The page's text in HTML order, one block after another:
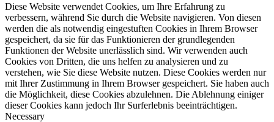
Diese Website verwendet Cookies, um Ihre Erfahrung zu
verbessern, während Sie durch die Website navigieren. Von diesen
werden die als notwendig eingestuften Cookies in Ihrem Browser
gespeichert, da sie für das Funktionieren der grundlegenden
Funktionen der Website unerlässlich sind. Wir verwenden auch
Cookies von Dritten, die uns helfen zu analysieren und zu
verstehen, wie Sie diese Website nutzen. Diese Cookies werden nur
mit Ihrer Zustimmung in Ihrem Browser gespeichert. Sie haben auch
die Möglichkeit, diese Cookies abzulehnen. Die Ablehnung einiger
dieser Cookies kann jedoch Ihr Surferlebnis beeinträchtigen.
Necessary